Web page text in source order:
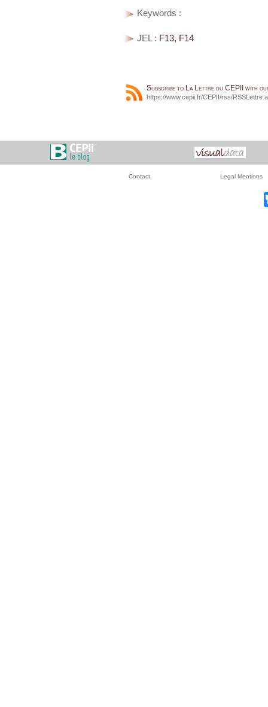
Keywords :
JEL : F13, F14
Subscribe to La Lettre du CEPII with
https://www.cepii.fr/CEPII/rss/
Contact Legal Mentions